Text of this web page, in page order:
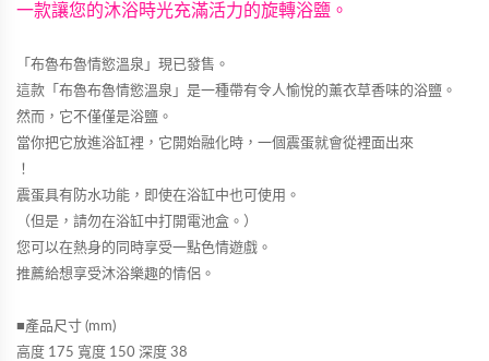
一款讓您的沐浴時光充滿活力的旋轉浴鹽。
「布魯布魯情慾溫泉」現已發售。
這款「布魯布魯情慾溫泉」是一種帶有令人愉悅的薰衣草香味的浴鹽。
然而，它不僅僅是浴鹽。
當你把它放進浴缸裡，它開始融化時，一個震蛋就會從裡面出來
！
震蛋具有防水功能，即使在浴缸中也可使用。
（但是，請勿在浴缸中打開電池盒。）
您可以在熱身的同時享受一點色情遊戲。
推薦給想享受沐浴樂趣的情侶。
■產品尺寸 (mm)
高度 175 寬度 150 深度 38